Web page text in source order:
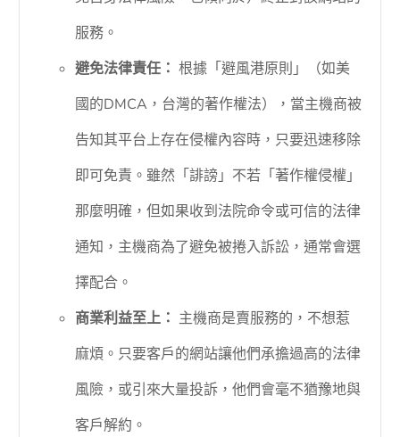
服務。
避免法律責任： 根據「避風港原則」（如美
國的DMCA，台灣的著作權法），當主機商被
告知其平台上存在侵權內容時，只要迅速移除
即可免責。雖然「誹謗」不若「著作權侵權」
那麼明確，但如果收到法院命令或可信的法律
通知，主機商為了避免被捲入訴訟，通常會選
擇配合。
商業利益至上： 主機商是賣服務的，不想惹
麻煩。只要客戶的網站讓他們承擔過高的法律
風險，或引來大量投訴，他們會毫不猶豫地與
客戶解約。